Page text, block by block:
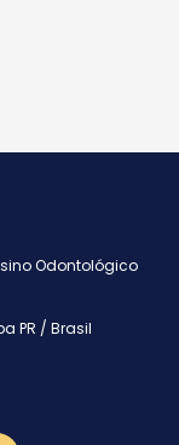
Odontológico
PR / Brasil